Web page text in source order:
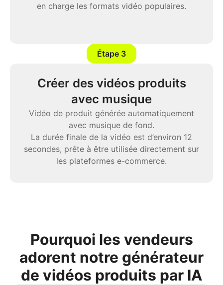
en charge les formats vidéo populaires.
Étape 3
Créer des vidéos produits
avec musique
Vidéo de produit générée automatiquement
avec musique de fond.
La durée finale de la vidéo est d’environ 12
secondes, prête à être utilisée directement sur
les plateformes e-commerce.
Pourquoi les vendeurs
adorent notre générateur
de vidéos produits par IA